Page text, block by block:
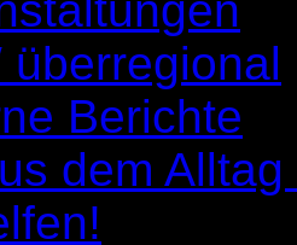
überregional
Berichte
dem